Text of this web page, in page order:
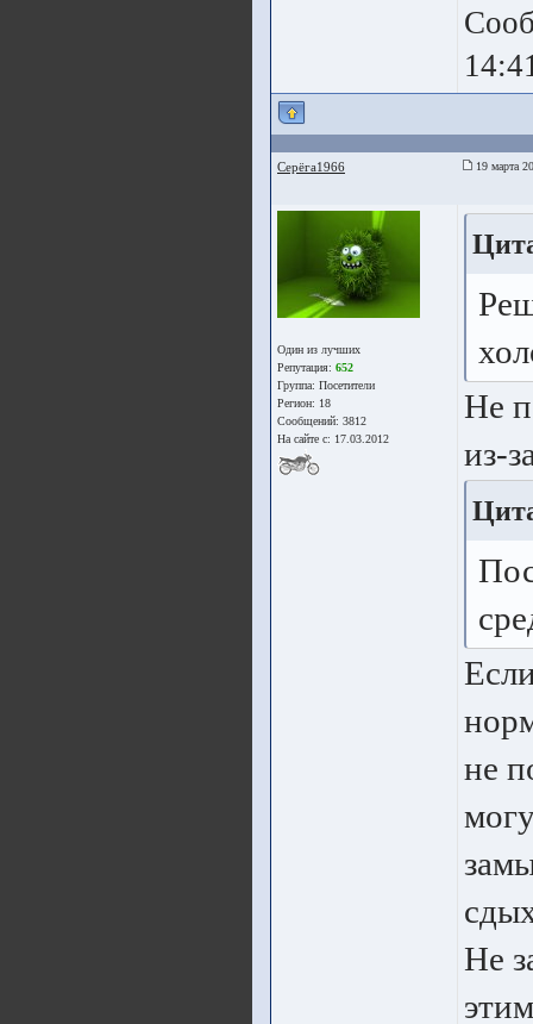
Серёга1966 19 марта
Один из лучших
Репутация: 652
Группа: Посетители
Регион: 18
Сообщений: 3812
На сайте с: 17.03.2012
Не
из-
не
Не